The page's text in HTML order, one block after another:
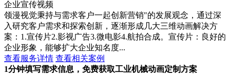
企业宣传视频
领漫视觉秉持与需求客户一起创新营销"的发展观念，通过深
入研究客户需求和探索创新，逐渐形成几大三维动画解决方
案：1.宣传片2.影视广告3.微电影4.航拍合成。宣传片：良好的
企业形象，能够扩大企业知名度...
查看服务详情 查看相关案例
1分钟填写需求信息，免费获取工业机械动画定制方案